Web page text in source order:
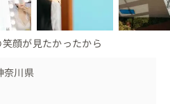
顔が見たかったから
奈川県